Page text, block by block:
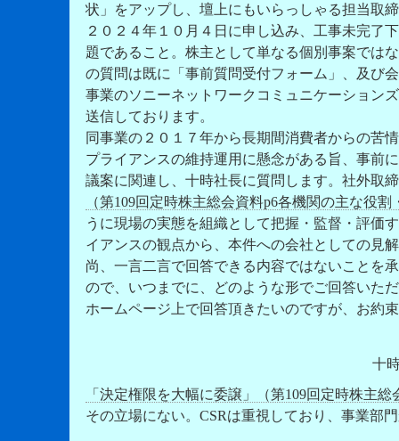
状」をアップし、壇上にもいらっしゃる担当取
２０２４年１０月４日に申し込み、工事未完了
題であること。株主として単なる個別事案では
の質問は既に「事前質問受付フォーム」、及び
事業のソニーネットワークコミュニケーション
送信しております。
同事業の２０１７年から長期間消費者からの苦
プライアンスの維持運用に懸念がある旨、事前
議案に関連し、十時社長に質問します。社外取
（第109回定時株主総会資料p6各機関の主な役割
うに現場の実態を組織として把握・監督・評価
イアンスの観点から、本件への会社としての見
尚、一言二言で回答できる内容ではないことを
ので、いつまでに、どのような形でご回答いた
ホームページ上で回答頂きたいのですが、お約
十
「決定権限を大幅に委譲」（第109回定時株主
その立場にない。CSRは重視しており、事業部